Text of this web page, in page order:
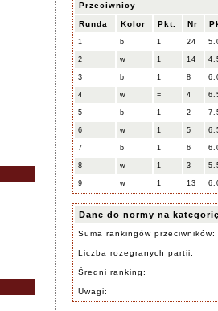
Przeciwnicy
Runda Kolor Pkt. Nr
1 b 1 24
2 w 1 14
3 b 1 8
4 w = 4
5 b 1 2
6 w 1 5
7 b 1 6
8 w 1 3
9 w 1 13
Dane do normy na
Suma rankingów przeciwników:
Liczba rozegranych partii:
Średni ranking:
Uwagi: